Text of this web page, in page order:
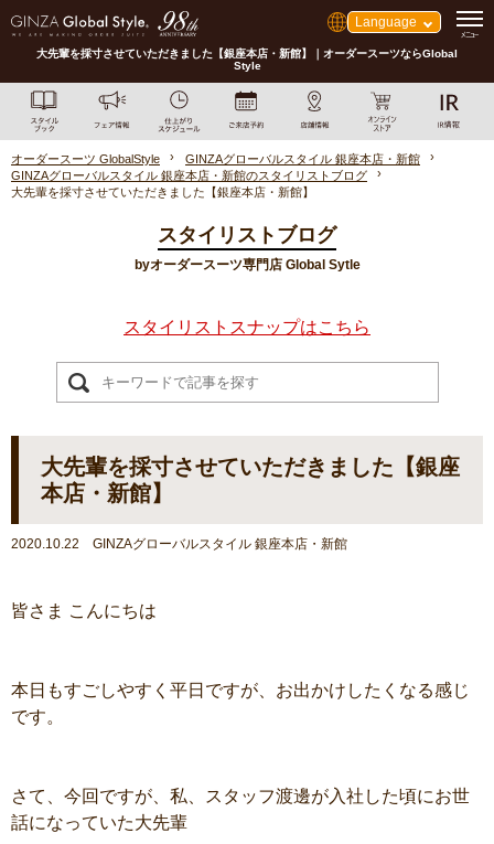
Language
大先輩を採寸させていただきました【銀座本店・新館】｜オーダースーツならGlobal
Style
オーダースーツ GlobalStyle
GINZAグローバルスタイル 銀座本店・新館
GINZAグローバルスタイル 銀座本店・新館のスタイリストブログ
大先輩を採寸させていただきました【銀座本店・新館】
スタイリストブログ
byオーダースーツ専門店 Global Sytle
スタイリストスナップはこちら
大先輩を採寸させていただきました【銀座
本店・新館】
2020.10.22 GINZAグローバルスタイル 銀座本店・新館
皆さま こんにちは
本日もすごしやすく平日ですが、お出かけしたくなる感じ
です。
さて、今回ですが、私、スタッフ渡邊が入社した頃にお世
話になっていた大先輩